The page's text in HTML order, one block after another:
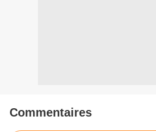
Commentaires